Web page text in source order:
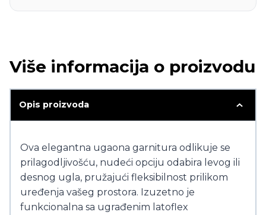
Više informacija o proizvodu
Opis proizvoda
Ova elegantna ugaona garnitura odlikuje se
prilagodljivošću, nudeći opciju odabira levog ili
desnog ugla, pružajući fleksibilnost prilikom
uređenja vašeg prostora. Izuzetno je
funkcionalna sa ugrađenim latoflex